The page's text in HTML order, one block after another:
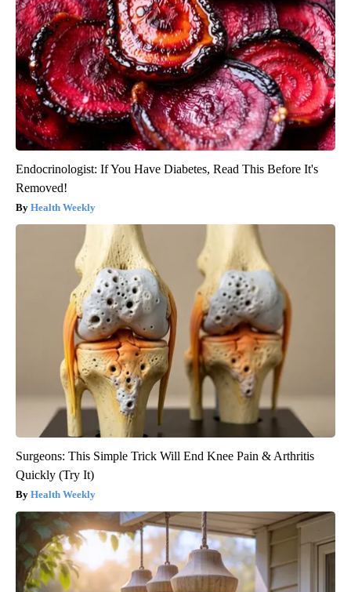
Endocrinologist: If You Have Diabetes, Read This Before It's
Removed!
Health Weekly
Surgeons: This Simple Trick Will End Knee Pain & Arthritis
Quickly (Try It)
Health Weekly